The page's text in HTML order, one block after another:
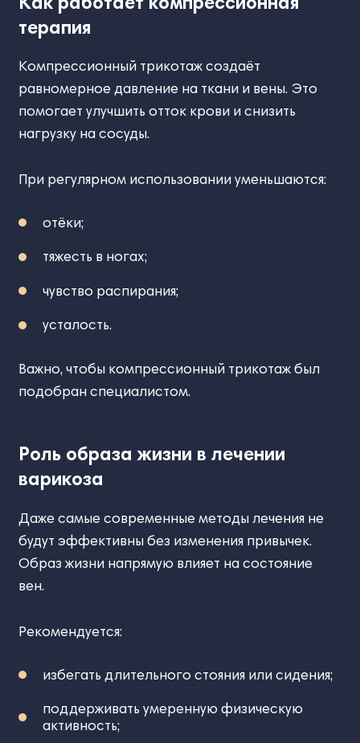
терапия
Компрессионный трикотаж создаёт
равномерное давление на ткани и вены. Это
помогает улучшить отток крови и снизить
нагрузку на сосуды.
При регулярном использовании уменьшаются:
отёки;
тяжесть в ногах;
чувство распирания;
усталость.
Важно, чтобы компрессионный трикотаж был
подобран специалистом.
Роль образа жизни в лечении
варикоза
Даже самые современные методы лечения не
будут эффективны без изменения привычек.
Образ жизни напрямую влияет на состояние
вен.
Рекомендуется:
избегать длительного стояния или сидения;
поддерживать умеренную физическую
активность;